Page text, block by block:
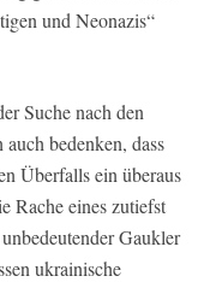
und Neonazis“
Suche nach den
bedenken, dass
Überfalls ein überaus
Rache eines zutiefst
Gaukler
ukrainische